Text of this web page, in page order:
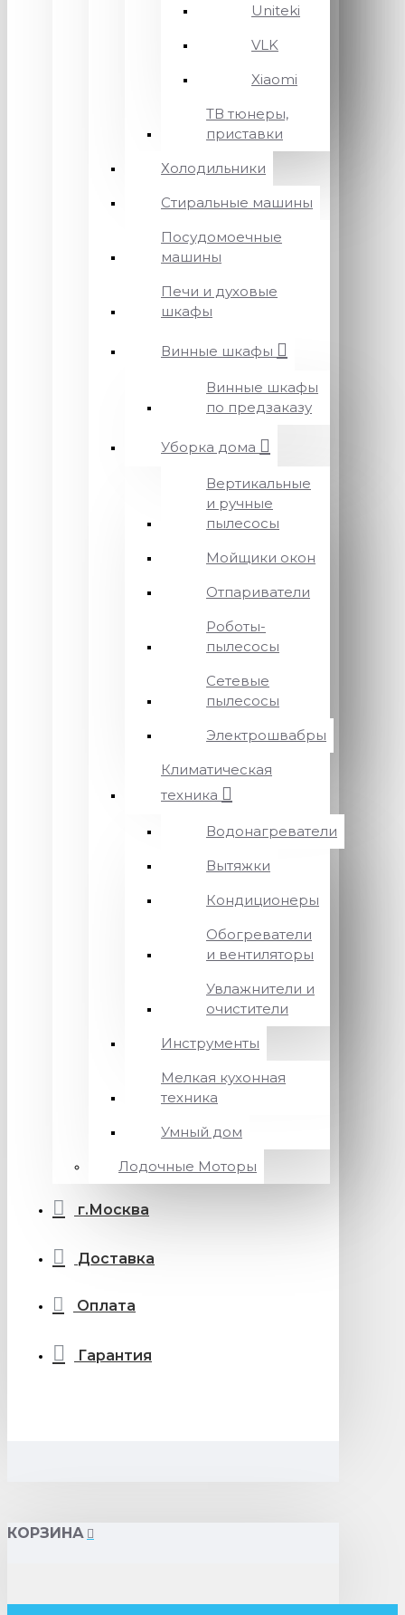
Uniteki
VLK
Xiaomi
ТВ тюнеры,
приставки
Холодильники
Стиральные машины
Посудомоечные
машины
Печи и духовые
шкафы
Винные шкафы
Винные шкафы
по предзаказу
Уборка дома
Вертикальные
и ручные
пылесосы
Мойщики окон
Отпариватели
Роботы-
пылесосы
Сетевые
пылесосы
Электрошвабры
Климатическая
техника
Водонагреватели
Вытяжки
Кондиционеры
Обогреватели
и вентиляторы
Увлажнители и
очистители
Инструменты
Мелкая кухонная
техника
Умный дом
Лодочные Моторы
г.Москва
Доставка
Оплата
Гарантия
КОРЗИНА